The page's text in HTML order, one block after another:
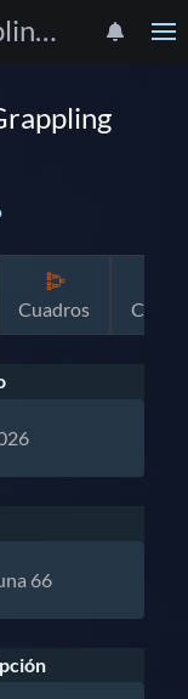
Wewnętrzny Turniej Grappling Kraków
Cuadros
66